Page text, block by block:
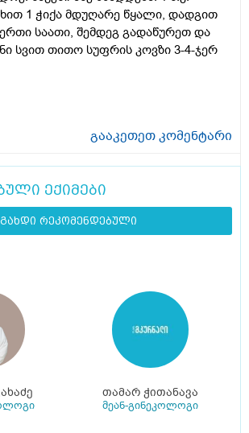
1 ჭიქა მდუღარე წყალი, დადგით
საათი, შემდეგ გადაწურეთ და
სვით თითო სუფრის კოვზი 3-4-ჯერ
გააკეთეთ კომენტარი
ექიმები
გახდი რეკომენდებული
თამარ ჭითანავა
მეან-გინეკოლოგი